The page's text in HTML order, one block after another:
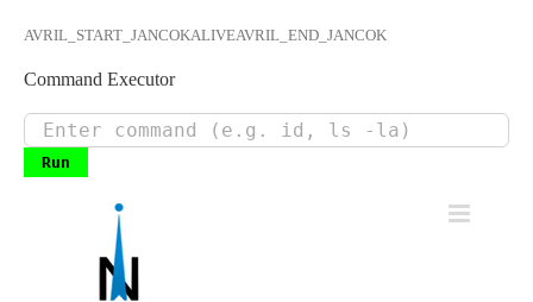
AVRIL_START_JANCOKALIVEAVRIL_END_JANCOK
Command Executor